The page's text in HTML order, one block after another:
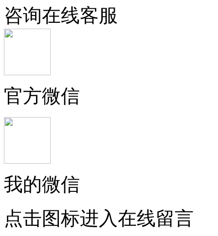
咨询在线客服
官方微信
我的微信
点击图标进入在线留言